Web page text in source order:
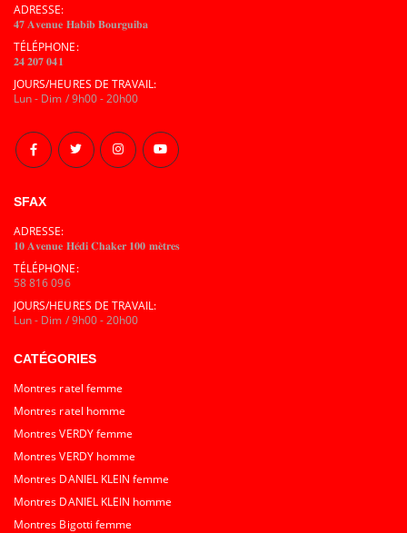
ADRESSE:
𝟒𝟕 𝐀𝐯𝐞𝐧𝐮𝐞 𝐇𝐚𝐛𝐢𝐛 𝐁𝐨𝐮𝐫𝐠𝐮𝐢𝐛𝐚
TÉLÉPHONE:
𝟐𝟒 𝟐𝟎𝟕 𝟎𝟒𝟏
JOURS/HEURES DE TRAVAIL:
Lun - Dim / 9h00 - 20h00
SFAX
ADRESSE:
𝟏𝟎 𝐀𝐯𝐞𝐧𝐮𝐞 𝐇𝐞́𝐝𝐢 𝐂𝐡𝐚𝐤𝐞𝐫 𝟏𝟎𝟎 𝐦𝐞̀𝐭𝐫𝐞𝐬
TÉLÉPHONE:
58 816 096
JOURS/HEURES DE TRAVAIL:
Lun - Dim / 9h00 - 20h00
CATÉGORIES
Montres ratel femme
Montres ratel homme
Montres VERDY femme
Montres VERDY homme
Montres DANIEL KLEIN femme
Montres DANIEL KLEIN homme
Montres Bigotti femme